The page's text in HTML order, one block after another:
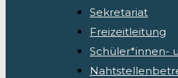
Sekretariat
Freizeitleitung
Schüler*innen-